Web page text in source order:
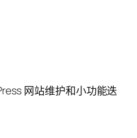
网站维护和小功能迭